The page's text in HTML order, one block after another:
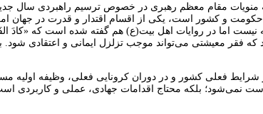
منویات مقام معظم رهبری در خصوص ترسیم راهبردی سال
حکومت و کشور است، یکی از اقسام اقتدار و قدرت در جهان
نیست اما در روایات اهل‌ بیت(ع) هم گفته‌ شده است که «کادَ
فقر معیشتی می‌تواند موجب تزلزل ایمانی و اعتقادی شود.
شرایط فعلی کشور و در دوران کرونایی فعلی، وظیفه اولیه
نمی‌شود؛ بلکه محتاج اقدامات جهادی، عملی و کاربردی